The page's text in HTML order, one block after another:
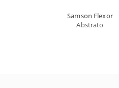
Samson Flexor
Abstrato